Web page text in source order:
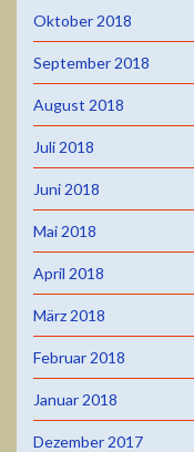
Oktober 2018
September 2018
August 2018
Juli 2018
Juni 2018
Mai 2018
April 2018
März 2018
Februar 2018
Januar 2018
Dezember 2017